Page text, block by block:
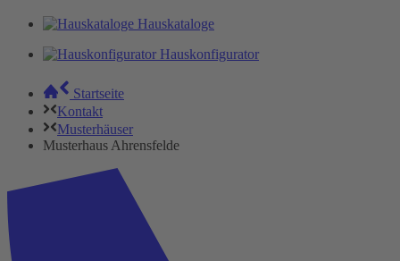
Hauskataloge
Hauskonfigurator
Startseite
Kontakt
Musterhäuser
Musterhaus Ahrensfelde